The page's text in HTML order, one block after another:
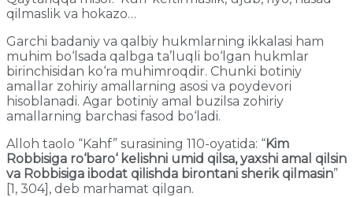
qilmaslik va hokazo…
Garchi badaniy va qalbiy hukmlarning ikkalasi ham
muhim bo‘lsada qalbga ta’luqli bo‘lgan hukmlar
birinchisidan ko‘ra muhimroqdir. Chunki botiniy
amallar zohiriy amallarning asosi va poydevori
hisoblanadi. Agar botiniy amal buzilsa zohiriy
amallarning barchasi fasod bo‘ladi.
Alloh taolo “Kahf” surasining 110-oyatida: “Kim
Robbisiga ro‘baro‘ kelishni umid qilsa, yaxshi amal qilsin
va Robbisiga ibodat qilishda birontani sherik qilmasin”
[1, 304], deb marhamat qilgan.